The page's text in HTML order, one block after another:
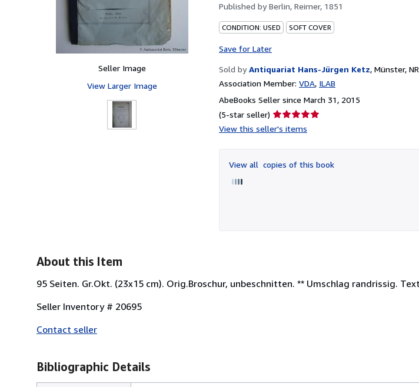
Seller Image
View Larger Image
Published byBerlin, Reimer, 1851
CONDITION: USED SOFT COVER
Save for Later
Sold by Antiquariat Hans-Jürgen Ketz, Münster,
Association Member: VDA ILAB
AbeBooks Seller since March 31, 2015
(5-star seller) Seller
rating
of
5
View this seller's items
View all copies of this book
About this Item
95 Seiten. Gr.Okt. (23x15 cm). Orig.Broschur, unbeschnitten. ** Umschlag randrissig.
Seller Inventory # 20695
Contact seller
Bibliographic Details